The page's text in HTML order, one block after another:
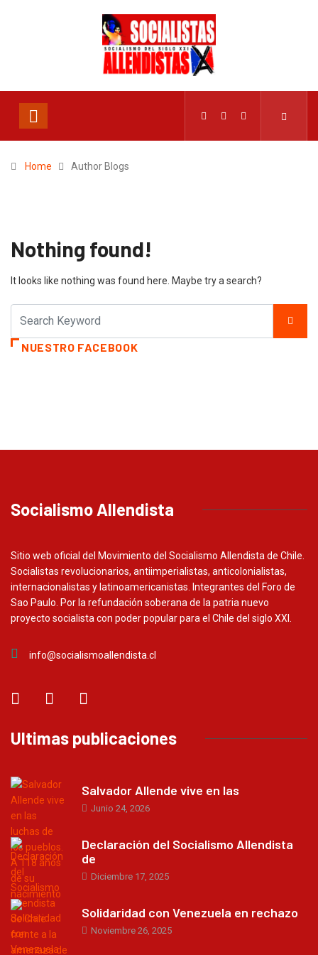
Home Author Blogs
Nothing found!
It looks like nothing was found here. Maybe try a search?
NUESTRO FACEBOOK
Socialismo Allendista
Sitio web oficial del Movimiento del Socialismo Allendista de Chile.
Socialistas revolucionarios, antiimperialistas, anticolonialistas,
internacionalistas y latinoamericanistas. Integrantes del Foro de
Sao Paulo. Por la refundación soberana de la patria nuevo
proyecto socialista con poder popular para el Chile del siglo XXI.
info@socialismoallendista.cl
Ultimas publicaciones
Salvador Allende vive en las
Junio 24, 2026
Declaración del Socialismo Allendista
de
Diciembre 17, 2025
Solidaridad con Venezuela en rechazo
Noviembre 26, 2025